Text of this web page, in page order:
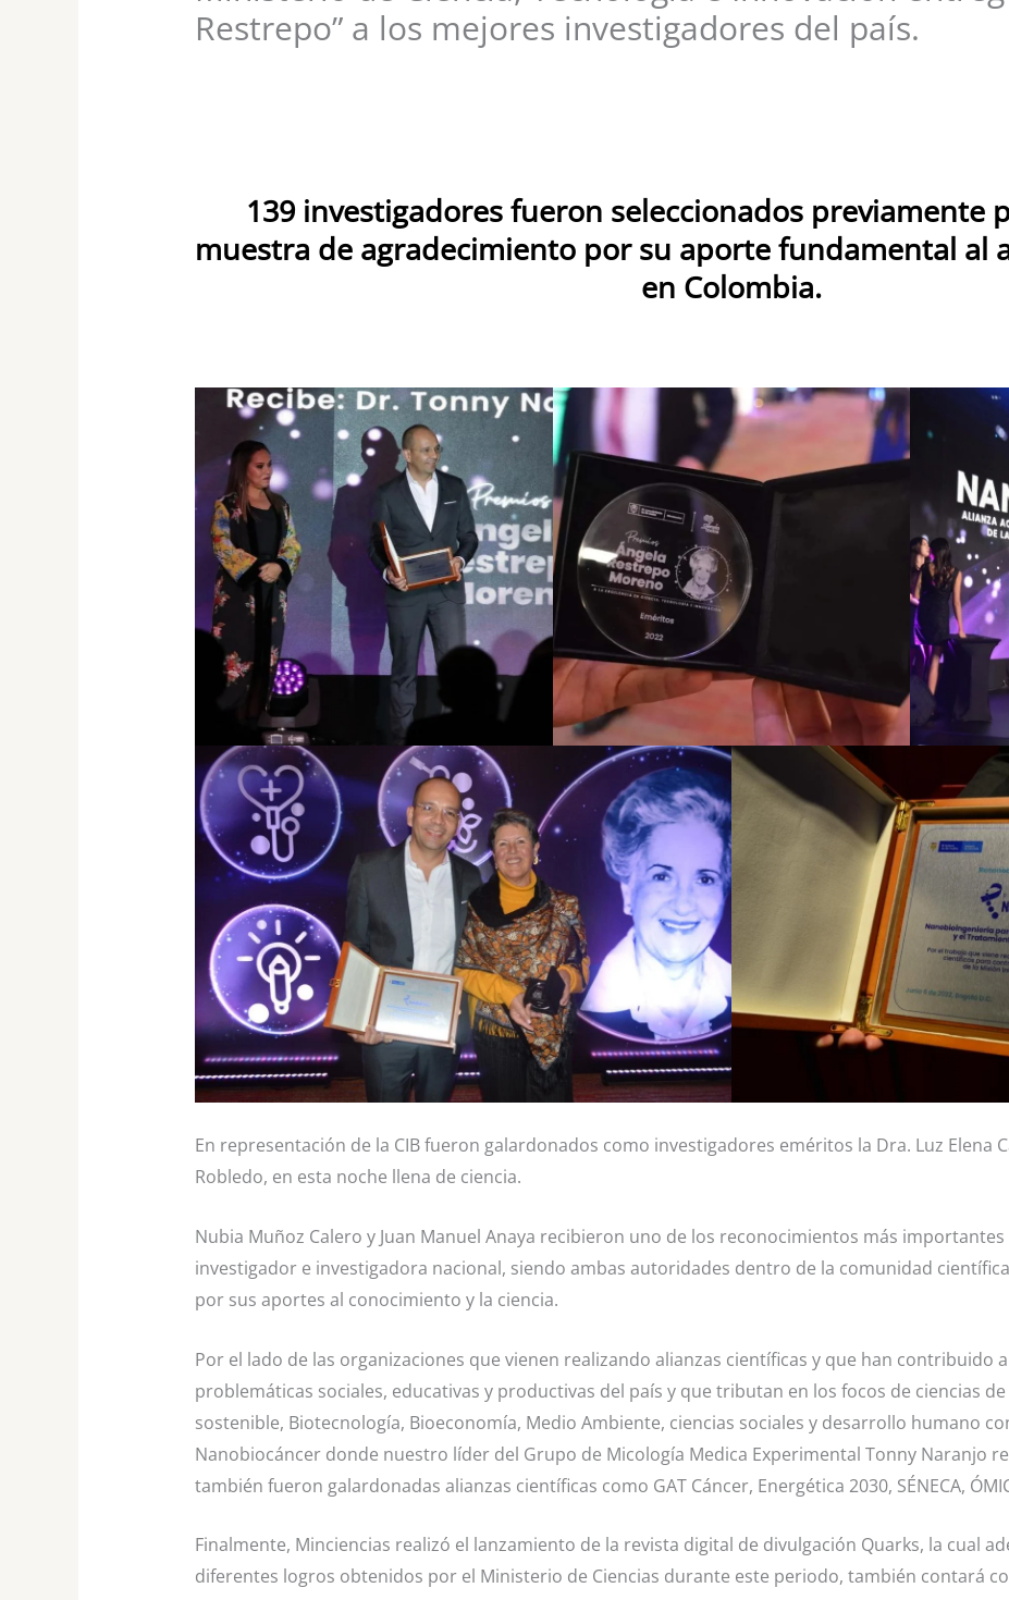
Restrepo” a los mejores investigadores del país.
139 investigadores fueron seleccionados previamente
muestra de agradecimiento por su aporte fundamental al
en Colombia.
En representación de la CIB fueron galardonados como investigadores eméritos la Dra. Luz Elena
Robledo, en esta noche llena de ciencia.
Nubia Muñoz Calero y Juan Manuel Anaya recibieron uno de los reconocimientos más
investigador e investigadora nacional, siendo ambas autoridades dentro de la comunidad
por sus aportes al conocimiento y la ciencia.
Por el lado de las organizaciones que vienen realizando alianzas científicas y que han contribuido
problemáticas sociales, educativas y productivas del país y que tributan en los focos de ciencias
sostenible, Biotecnología, Bioeconomía, Medio Ambiente, ciencias sociales y desarrollo humano
Nanobiocáncer donde nuestro líder del Grupo de Micología Medica Experimental Tonny Naranjo
también fueron galardonadas alianzas científicas como GAT Cáncer, Energética 2030, SÉNECA,
Finalmente, Minciencias realizó el lanzamiento de la revista digital de divulgación Quarks, la cual
diferentes logros obtenidos por el Ministerio de Ciencias durante este periodo, también contará